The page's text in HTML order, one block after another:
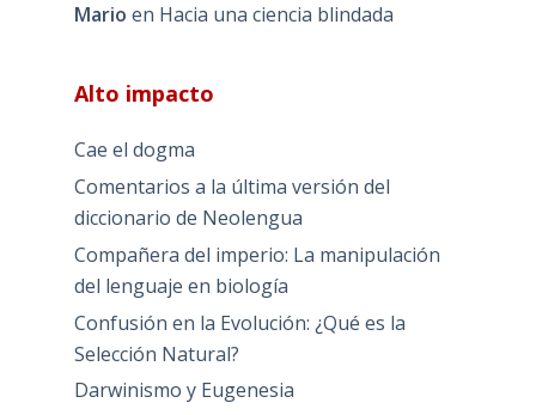
Mario en Hacia una ciencia blindada
Alto impacto
Cae el dogma
Comentarios a la última versión del
diccionario de Neolengua
Compañera del imperio: La manipulación
del lenguaje en biología
Confusión en la Evolución: ¿Qué es la
Selección Natural?
Darwinismo y Eugenesia